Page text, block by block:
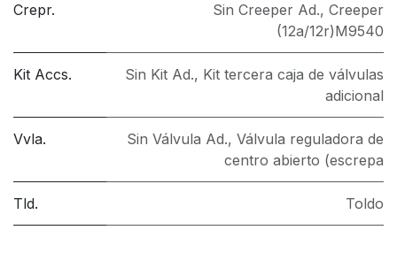
Crepr. Sin Creeper Ad., Creeper
(12a/12r)M9540
Kit Accs. Sin Kit Ad., Kit tercera caja de válvulas
adicional
Vvla. Sin Válvula Ad., Válvula reguladora de
centro abierto (escrepa
Tld. Toldo